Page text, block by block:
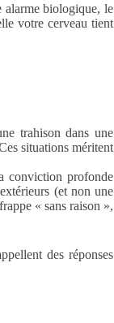
alarme biologique, le
votre cerveau tient
trahison dans une
situations méritent
conviction profonde
(et non une
« sans raison »,
des réponses